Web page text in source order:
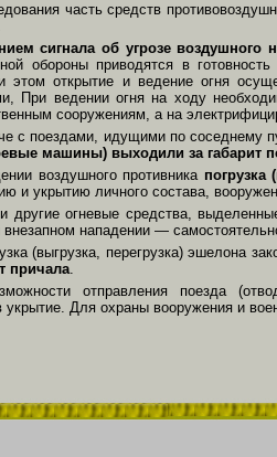
часть средств
сигнала об угрозе воздушного
обороны приводятся в
этом открытие и ведение огня
При ведении огня на ходу
сооружениям, а на
с поездами, идущими по соседнему
машины) выходили за габарит
воздушного противника погрузка
и укрытию личного состава,
другие огневые средства,
нападении —
(выгрузка, перегрузка) эше­лона
причала.
отправления поезда
укрытие. Для ох­раны вооружения и